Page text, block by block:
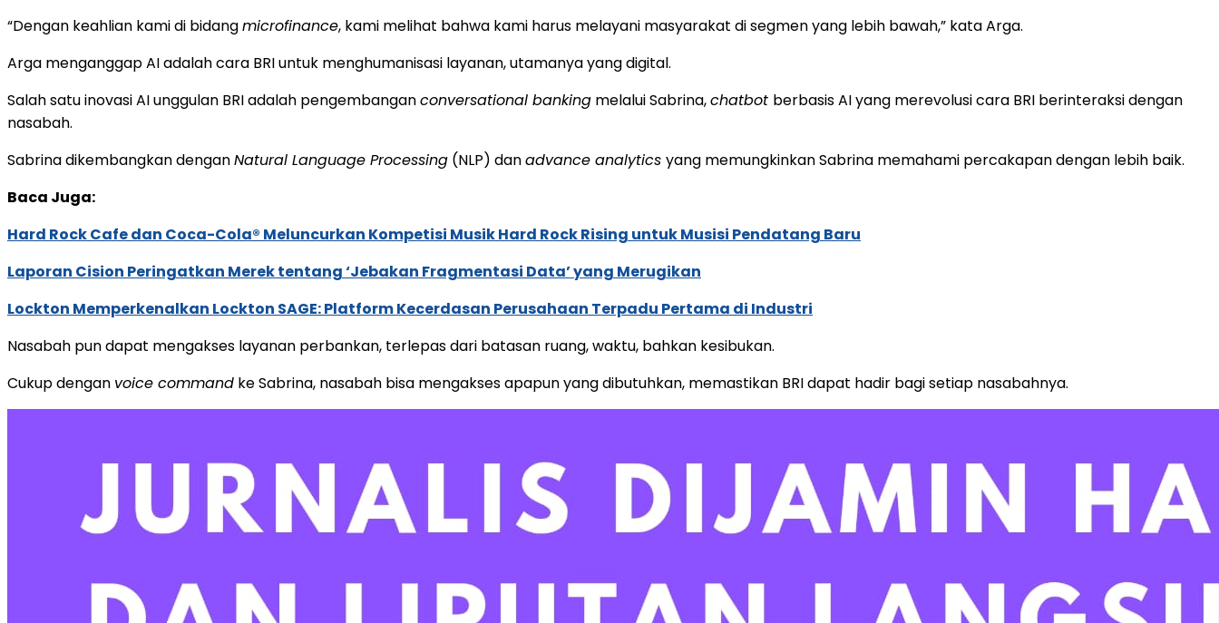
“Dengan keahlian kami di bidangmicrofinance, kami melihat bahwa kami harus melayani masyarakat di segmen yang lebih bawah,” kata Arga.
Arga menganggap AI adalah cara BRI untuk menghumanisasi layanan, utamanya yang digital.
Salah satu inovasi AI unggulan BRI adalah pengembanganconversational banking melalui Sabrina,chatbot berbasis AI yang merevolusi cara BRI berinteraksi dengan
nasabah.
Sabrina dikembangkan denganNatural Language Processing (NLP) danadvance analytics yang memungkinkan Sabrina memahami percakapan dengan lebih baik.
Baca Juga:
Hard Rock Cafe dan Coca-Cola® Meluncurkan Kompetisi Musik Hard Rock Rising untuk Musisi Pendatang Baru
Laporan Cision Peringatkan Merek tentang ‘Jebakan Fragmentasi Data’ yang Merugikan
Lockton Memperkenalkan Lockton SAGE: Platform Kecerdasan Perusahaan Terpadu Pertama di Industri
Nasabah pun dapat mengakses layanan perbankan, terlepas dari batasan ruang, waktu, bahkan kesibukan.
Cukup dengan voice command ke Sabrina, nasabah bisa mengakses apapun yang dibutuhkan, memastikan BRI dapat hadir bagi setiap nasabahnya.